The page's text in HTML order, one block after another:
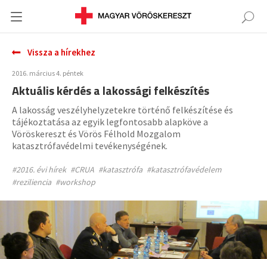
Vissza a hírekhez
2016. március 4. péntek
Aktuális kérdés a lakossági felkészítés
A lakosság veszélyhelyzetekre történő felkészítése és
tájékoztatása az egyik legfontosabb alapköve a
Vöröskereszt és Vörös Félhold Mozgalom
katasztrófavédelmi tevékenységének.
#2016. évi hírek #CRUA #katasztrófa #katasztrófavédelem
#reziliencia #workshop